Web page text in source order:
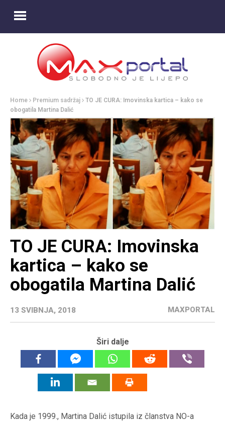
Home Premium sadržaj
TO JE CURA: Imovinska kartica – kako se
obogatila Martina Dalić
TO JE CURA: Imovinska
kartica – kako se
obogatila Martina Dalić
13 SVIBNJA, 2018 MAXPORTAL
Širi dalje
Kada je 1999., Martina Dalić istupila iz članstva NO-a